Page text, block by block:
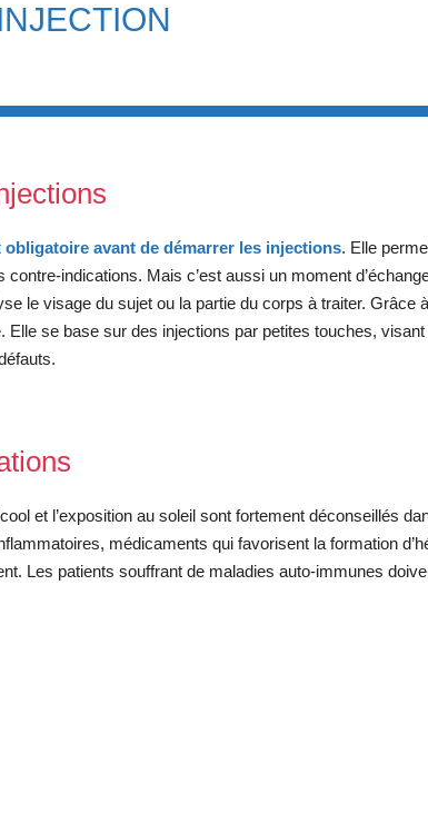
avant de démarrer les injections. Elle
contre-indications. Mais c’est aussi un moment
le visage du sujet ou la partie du corps à traiter. Grâce
Elle se base sur des injections par petites touches,
et l’exposition au soleil sont fortement déconseillés
médicaments qui favorisent la formation
Les patients souffrant de maladies auto-immunes